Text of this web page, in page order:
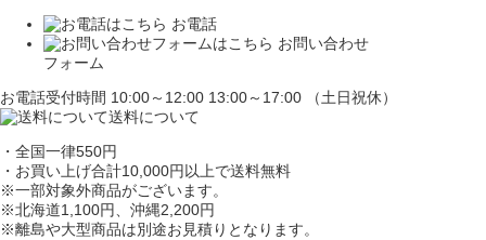
お電話
お問い合わせ
フォーム
お電話受付時間 10:00～12:00 13:00～17:00 （土日祝休）
送料について
・全国一律550円
・お買い上げ合計10,000円 以上で送料無料
※一部対象外商品がございます。
※北海道1,100円、沖縄2,200円
※離島や大型商品は別途お見積りとなります。